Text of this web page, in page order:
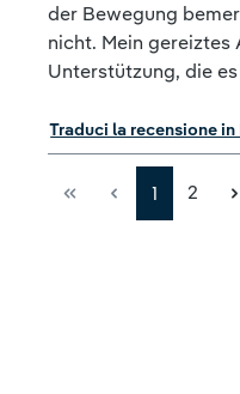
der Bewegung
nicht. Mein gereiztes
Unterstützung, die
Traduci la recensione
1 2